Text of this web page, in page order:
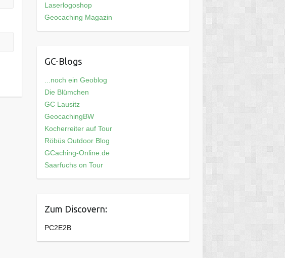
Laserlogoshop
Geocaching Magazin
GC-Blogs
...noch ein Geoblog
Die Blümchen
GC Lausitz
GeocachingBW
Kocherreiter auf Tour
Röbüs Outdoor Blog
GCaching-Online.de
Saarfuchs on Tour
Zum Discovern:
PC2E2B